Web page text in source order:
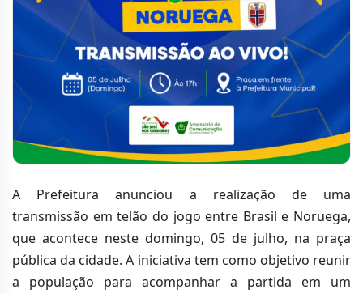
A Prefeitura anunciou a realização de uma
transmissão em telão do jogo entre Brasil e Noruega,
que acontece neste domingo, 05 de julho, na praça
pública da cidade. A iniciativa tem como objetivo reunir
a população para acompanhar a partida em um